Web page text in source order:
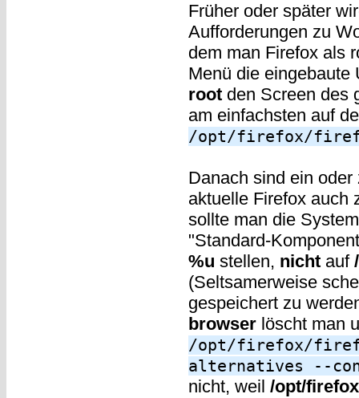
Früher oder später
Aufforderungen zu
dem man Firefox als
Menü die eingebaute
rootden Screen des
am einfachsten auf
/opt/firefox/
Danach sind ein
aktuelle Firefox auch
sollte man die
"Standard-
%u stellen, nichtauf
(Seltsamerweise
gespeichert zu
browserlöscht man
/opt/firefox/
alternatives --
nicht, weil /opt/